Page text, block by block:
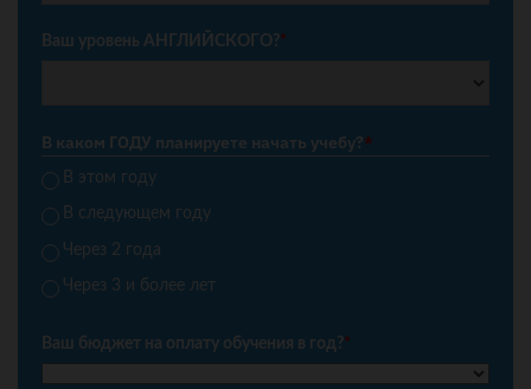
Ваш уровень АНГЛИЙСКОГО?*
В каком ГОДУ планируете начать учебу?*
В этом году
В следующем году
Через 2 года
Через 3 и более лет
Ваш бюджет на оплату обучения в год?*